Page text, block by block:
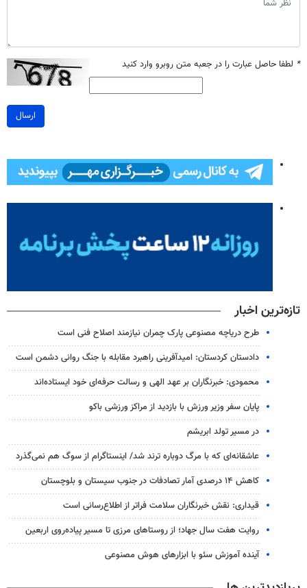
* لطفا حاصل عبارت را در جعبه متن روبرو وارد کنید
ارسال
تازه‌ترین اخبار
طرح دریاچه مصنوعی پارک چمران نیازمند اصلاح فنی است
دادستان کردستان: امیدآفرینی راهبرد مقابله با جنگ روانی دشمن است
محمودی: خبرنگاران بر عهد الهی و رسالت حرفه‌ای خود ایستاده‌اند
پایان سفر وزیر ورزش با بازدید از مراکز ورزشی باکو
در مسیر تولد ابریشم
عاشقانه‌ای که با مرگ دوباره ترند شد/ اینستاگرام از سوگ هم نمی‌گذرد
کاهش ۱۴ درصدی آمار تصادفات در جنوب سیستان و بلوچستان
قیداری: نقش خبرنگاران سلامت فراتر از اطلاع‌رسانی است
روایت هفت سال جهاد؛ از روستاهای مرزی تا مسیر پیاده‌روی اربعین
آینده آموزش سئو با ابزارهای هوش مصنوعی